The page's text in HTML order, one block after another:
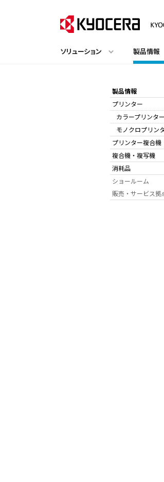
ソリューション 製品情報
製品情報
プリンター
カラープリンター
モノクロプリン
プリンター複合機
複合機・複写機
消耗品
ショールーム
販売・サービス拠